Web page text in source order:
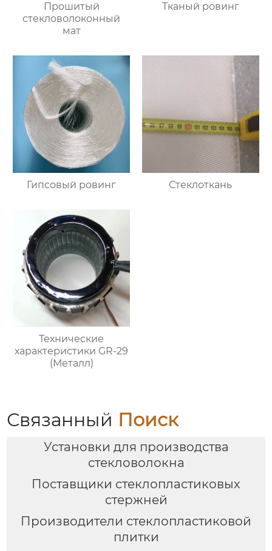
Прошитый
стекловолоконный
мат
Тканый ровинг
Гипсовый ровинг Стеклоткань
Технические
характеристики GR-29
(Металл)
Связанный Поиск
Установки для производства
стекловолокна
Поставщики стеклопластиковых
стержней
Производители стеклопластиковой
плитки